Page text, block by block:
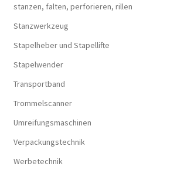
stanzen, falten, perforieren, rillen
Stanzwerkzeug
Stapelheber und Stapellifte
Stapelwender
Transportband
Trommelscanner
Umreifungsmaschinen
Verpackungstechnik
Werbetechnik